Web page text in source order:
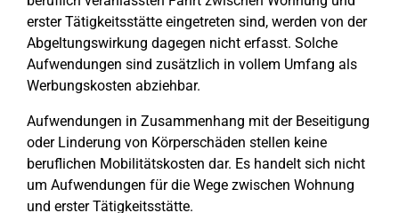
erster Tätigkeitsstätte eingetreten sind, werden von der
Abgeltungswirkung dagegen nicht erfasst. Solche
Aufwendungen sind zusätzlich in vollem Umfang als
Werbungskosten abziehbar.
Aufwendungen in Zusammenhang mit der Beseitigung
oder Linderung von Körperschäden stellen keine
beruflichen Mobilitätskosten dar. Es handelt sich nicht
um Aufwendungen für die Wege zwischen Wohnung
und erster Tätigkeitsstätte.